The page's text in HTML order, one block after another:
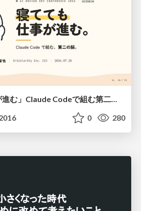
「寝てても仕事が進む」Claude Codeで組む第二の脳
0 280